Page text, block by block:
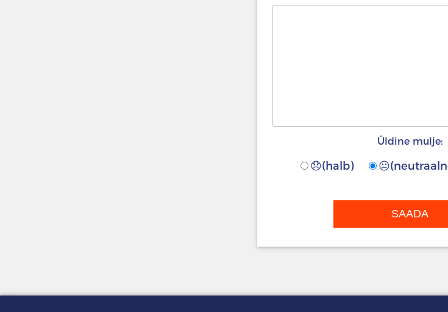
Üldine mulje:
😞(halb)